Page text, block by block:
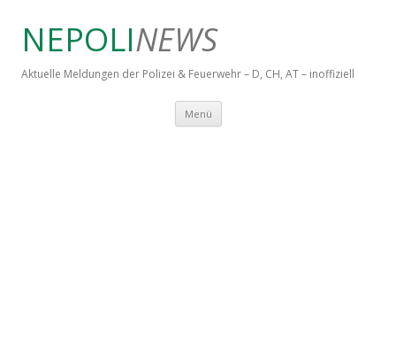
NEPOLINEWS
Aktuelle Meldungen der Polizei & Feuerwehr – D, CH, AT – inoffiziell
Menü Springe zum Inhalt